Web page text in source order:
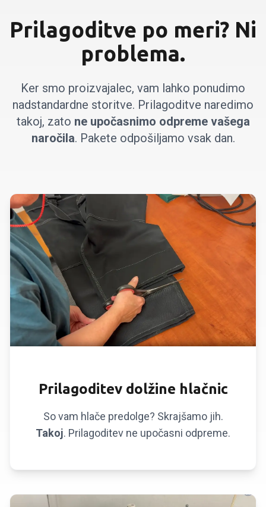
Prilagoditve po meri? Ni
problema.
Ker smo proizvajalec, vam lahko ponudimo
nadstandardne storitve. Prilagoditve naredimo
takoj, zato ne upočasnimo odpreme vašega
naročila. Pakete odpošiljamo vsak dan.
Prilagoditev dolžine hlačnic
So vam hlače predolge? Skrajšamo jih.
Takoj. Prilagoditev ne upočasni odpreme.